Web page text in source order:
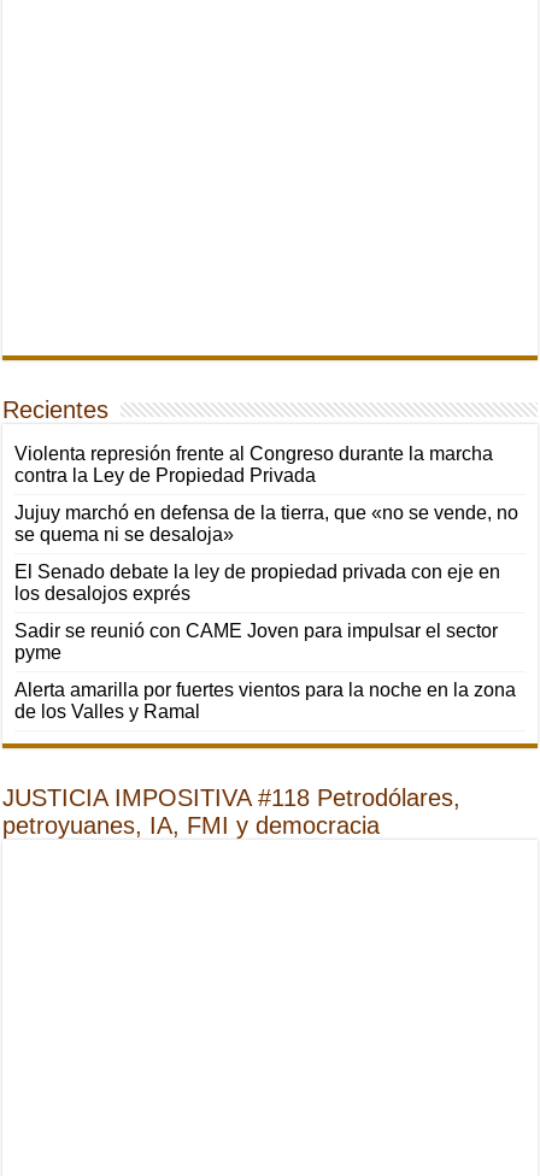
Recientes
Violenta represión frente al Congreso durante la marcha
contra la Ley de Propiedad Privada
Jujuy marchó en defensa de la tierra, que «no se vende, no
se quema ni se desaloja»
El Senado debate la ley de propiedad privada con eje en
los desalojos exprés
Sadir se reunió con CAME Joven para impulsar el sector
pyme
Alerta amarilla por fuertes vientos para la noche en la zona
de los Valles y Ramal
JUSTICIA IMPOSITIVA #118 Petrodólares,
petroyuanes, IA, FMI y democracia